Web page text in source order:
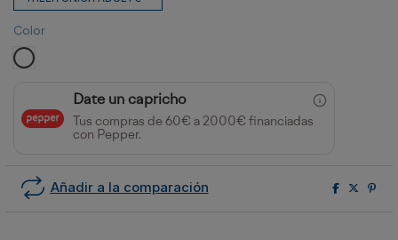
Color
BLANCO
Date un capricho
Tus compras de 60€ a 2000€ financiadas
con Pepper.
Añadir a la comparación